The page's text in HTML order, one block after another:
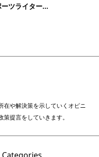
ツライター...
や解決策を示していくオピニ
提言をしていきます。